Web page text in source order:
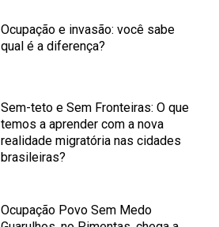
Ocupação e invasão: você sabe
qual é a diferença?
Sem-teto e Sem Fronteiras: O que
temos a aprender com a nova
realidade migratória nas cidades
brasileiras?
Ocupação Povo Sem Medo